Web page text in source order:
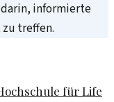
darin, informierte
treffen.
für Life